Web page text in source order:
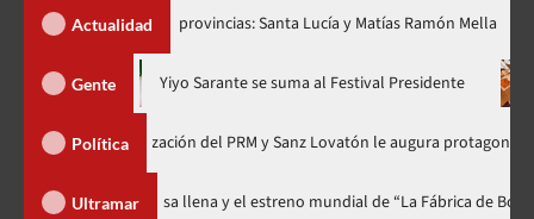
Actualidad
dos nuevas provincias: Santa Lucía y Matías Ramón Mella
Gente
en nuevo horario Yiyo Sarante se suma al Festival
Política
Organización del PRM y Sanz Lovatón le augura protagonismo político
Ultramar
celebra 15 años con una gala a casa llena y el estreno mundial de “La